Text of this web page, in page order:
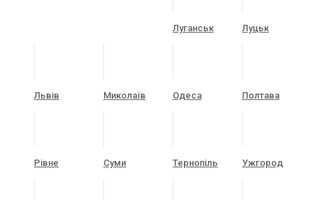
Луганськ Луцьк
Львів Миколаїв Одеса Полтава
Рівне Суми Тернопіль Ужгород